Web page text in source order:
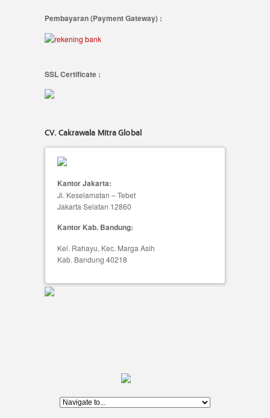
Pembayaran (Payment Gateway) :
SSL Certificate :
CV. Cakrawala Mitra Global
Kantor Jakarta:
Jl. Keselamatan – Tebet
Jakarta Selatan 12860
Kantor Kab. Bandung:
Kel. Rahayu, Kec. Marga Asih
Kab. Bandung 40218